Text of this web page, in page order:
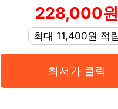
228,000원
최대 11,400원 적
최저가 클릭